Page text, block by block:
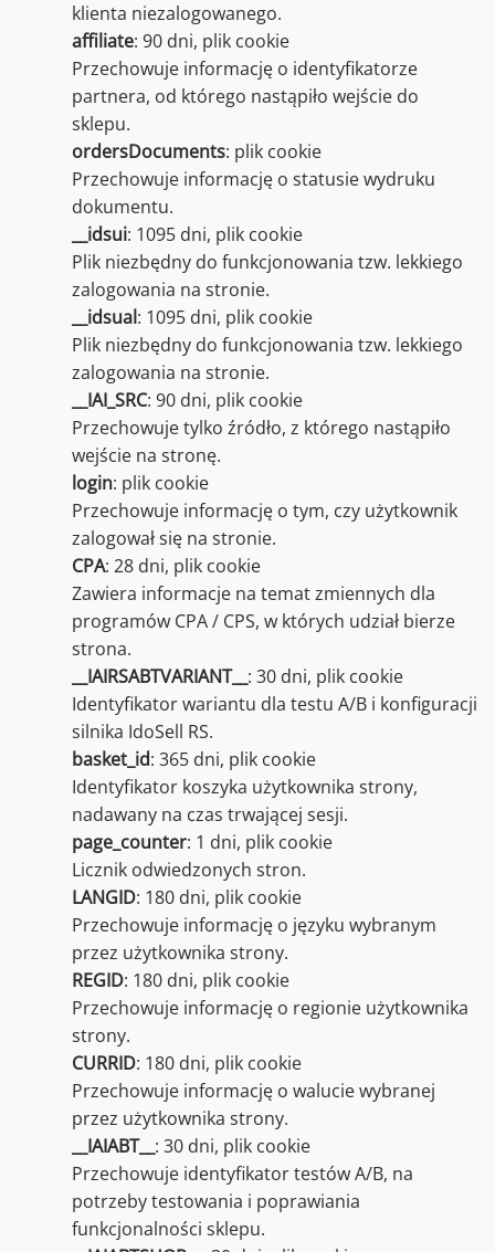
klienta niezalogowanego.
affiliate: 90 dni, plik cookie
Przechowuje informację o identyfikatorze
partnera, od którego nastąpiło wejście do
sklepu.
ordersDocuments: plik cookie
Przechowuje informację o statusie wydruku
dokumentu.
__idsui: 1095 dni, plik cookie
Plik niezbędny do funkcjonowania tzw. lekkiego
zalogowania na stronie.
__idsual: 1095 dni, plik cookie
Plik niezbędny do funkcjonowania tzw. lekkiego
zalogowania na stronie.
__IAI_SRC: 90 dni, plik cookie
Przechowuje tylko źródło, z którego nastąpiło
wejście na stronę.
login: plik cookie
Przechowuje informację o tym, czy użytkownik
zalogował się na stronie.
CPA: 28 dni, plik cookie
Zawiera informacje na temat zmiennych dla
programów CPA / CPS, w których udział bierze
strona.
__IAIRSABTVARIANT__ : 30 dni, plik cookie
Identyfikator wariantu dla testu A/B i konfiguracji
silnika IdoSell RS.
basket_id: 365 dni, plik cookie
Identyfikator koszyka użytkownika strony,
nadawany na czas trwającej sesji.
page_counter: 1 dni, plik cookie
Licznik odwiedzonych stron.
LANGID: 180 dni, plik cookie
Przechowuje informację o języku wybranym
przez użytkownika strony.
REGID: 180 dni, plik cookie
Przechowuje informację o regionie użytkownika
strony.
CURRID: 180 dni, plik cookie
Przechowuje informację o walucie wybranej
przez użytkownika strony.
__IAIABT__ : 30 dni, plik cookie
Przechowuje identyfikator testów A/B, na
potrzeby testowania i poprawiania
funkcjonalności sklepu.